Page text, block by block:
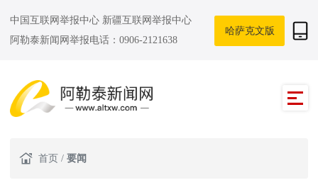
中国互联网举报中心 新疆互联网举报中心
阿勒泰新闻网举报电话：0906-2121638
哈萨克文版
首页 / 要闻